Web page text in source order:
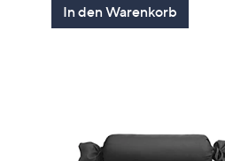
In den Warenkorb